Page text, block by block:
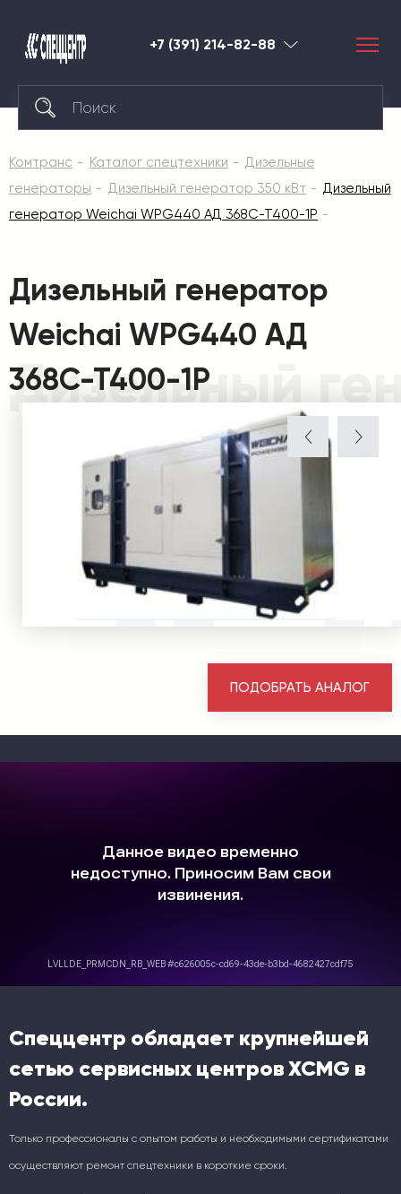
+7 (391) 214-82-88 Красноярск
Комтранс Каталог спецтехники
Дизельные
генераторы
Дизельный генератор 350 кВт
Дизельный
генератор Weichai WPG440 АД 368С-Т400-1Р
Дизельный
Дизельный генератор
Weichai WPG440 АД
368С-Т400-1Р
ПОДОБРАТЬ АНАЛОГ
Спеццентр обладает крупнейшей
сетью сервисных центров XCMG в
России.
Только профессионалы с опытом работы и необходимыми сертификатами
осуществляют ремонт спецтехники в короткие сроки.